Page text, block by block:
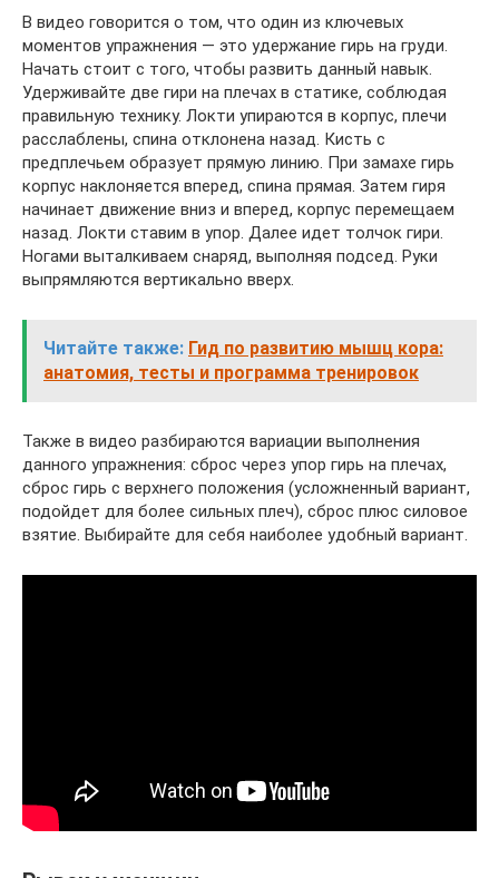
В видео говорится о том, что один из ключевых
моментов упражнения — это удержание гирь на груди.
Начать стоит с того, чтобы развить данный навык.
Удерживайте две гири на плечах в статике, соблюдая
правильную технику. Локти упираются в корпус, плечи
расслаблены, спина отклонена назад. Кисть с
предплечьем образует прямую линию. При замахе гирь
корпус наклоняется вперед, спина прямая. Затем гиря
начинает движение вниз и вперед, корпус перемещаем
назад. Локти ставим в упор. Далее идет толчок гири.
Ногами выталкиваем снаряд, выполняя подсед. Руки
выпрямляются вертикально вверх.
Читайте также: Гид по развитию мышц кора:
анатомия, тесты и программа тренировок
Также в видео разбираются вариации выполнения
данного упражнения: сброс через упор гирь на плечах,
сброс гирь с верхнего положения (усложненный вариант,
подойдет для более сильных плеч), сброс плюс силовое
взятие. Выбирайте для себя наиболее удобный вариант.